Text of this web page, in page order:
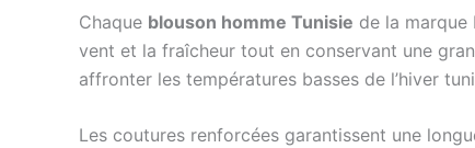
Chaque blouson homme Tunisie de la marque
vent et la fraîcheur tout en conservant une
affronter les températures basses de l’hiver
Les coutures renforcées garantissent une